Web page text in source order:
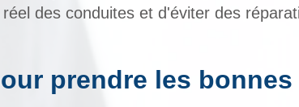
des conduites et d'éviter des
prendre les